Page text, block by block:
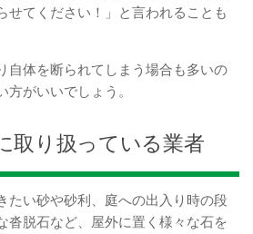
せてください！」と言われることも
自体を断られてしまう場合も多いの
がいいでしょう。
取り扱っている業者
たい砂や砂利、庭への出入り時の段
沓脱石など、屋外に置く様々な石を